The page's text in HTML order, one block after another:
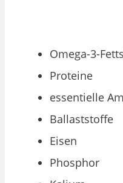
Omega-3-
Proteine
essentielle
Ballaststoffe
Eisen
Phosphor